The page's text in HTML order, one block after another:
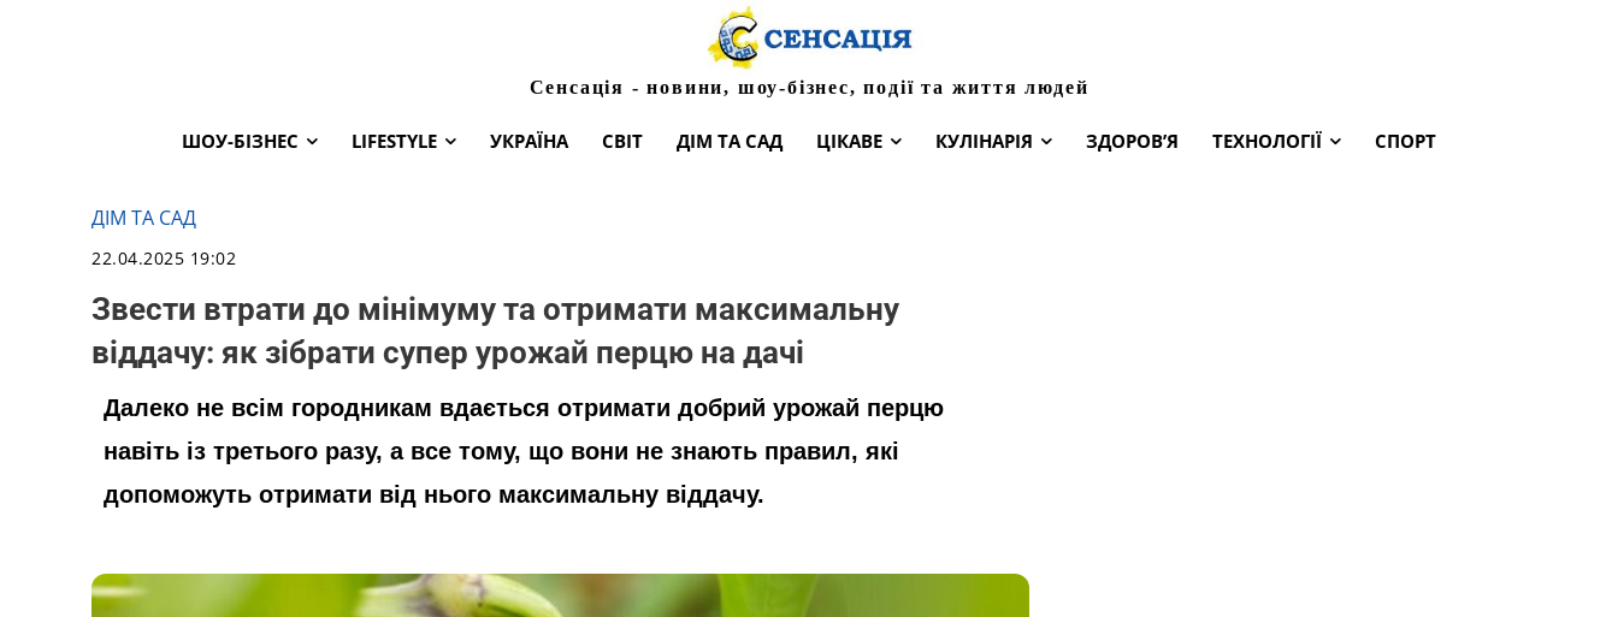
Сенсація - новини, шоу-бізнес, події та життя людей
ШОУ-БІЗНЕС LIFESTYLE УКРАЇНА СВІТ ДІМ ТА САД ЦІКАВЕ КУЛІНАРІЯ ЗДОРОВ’Я ТЕХНОЛОГІЇ СПОРТ
ДІМ ТА САД
22.04.2025 19:02
Звести втрати до мінімуму та отримати максимальну
віддачу: як зібрати супер урожай перцю на дачі
Далеко не всім городникам вдається отримати добрий урожай перцю
навіть із третього разу, а все тому, що вони не знають правил, які
допоможуть отримати від нього максимальну віддачу.